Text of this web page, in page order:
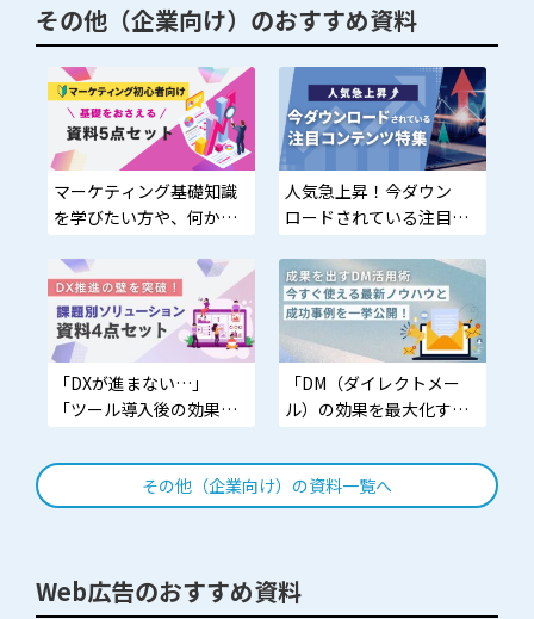
その他（企業向け）のおすすめ資料
マーケティング基礎知識
を学びたい方や、何から
い方に最適
人気急上昇！今ダウン
ロードされている注目コ
「DXが進まない…」
「ツール導入後の効果が
まとめて解決！
「DM（ダイレクトメー
ル）の効果を最大化する
い！」そんな広告代理
店・マーケティング・営
業担当者の方へ
その他（企業向け）の資料一覧へ
Web広告のおすすめ資料